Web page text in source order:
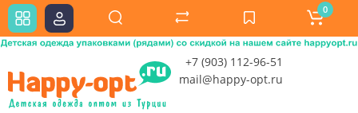
+7 (903) 112-96-51
mail@happy-opt.ru
0